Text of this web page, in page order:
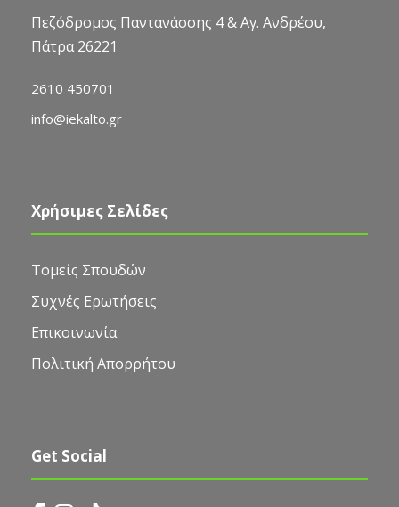
Πεζόδρομος Παντανάσσης 4 & Αγ. Ανδρέου,
Πάτρα 26221
2610 450701
info@iekalto.gr
Χρήσιμες Σελίδες
Τομείς Σπουδών
Συχνές Ερωτήσεις
Επικοινωνία
Πολιτική Απορρήτου
Get Social